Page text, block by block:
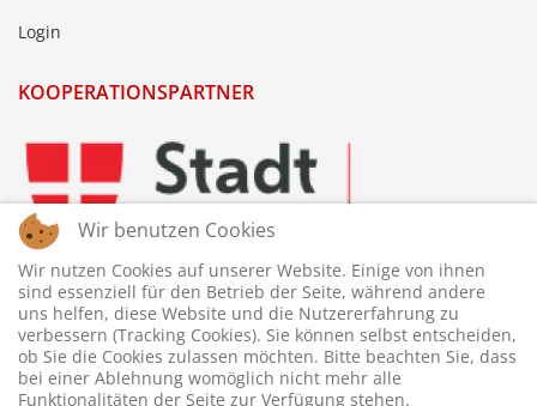
Login
KOOPERATIONSPARTNER
Wir benutzen Cookies
Wir nutzen Cookies auf unserer Website. Einige von ihnen
sind essenziell für den Betrieb der Seite, während andere
uns helfen, diese Website und die Nutzererfahrung zu
verbessern (Tracking Cookies). Sie können selbst entscheiden,
ob Sie die Cookies zulassen möchten. Bitte beachten Sie, dass
bei einer Ablehnung womöglich nicht mehr alle
Funktionalitäten der Seite zur Verfügung stehen.